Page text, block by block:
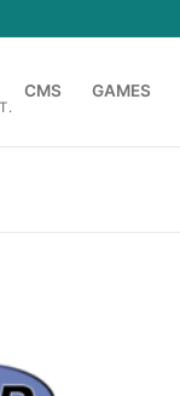
CMS GAMES